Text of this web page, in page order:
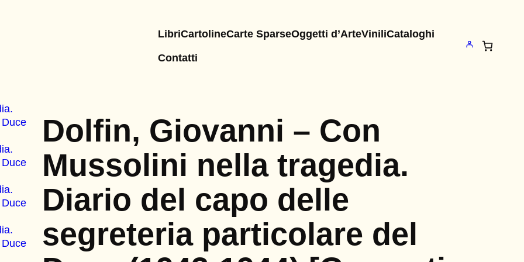
LibriCartolineCarte SparseOggetti d’ArteViniliCataloghi
Contatti
Dolfin, Giovanni – Con
Mussolini nella tragedia.
Diario del capo delle
segreteria particolare del